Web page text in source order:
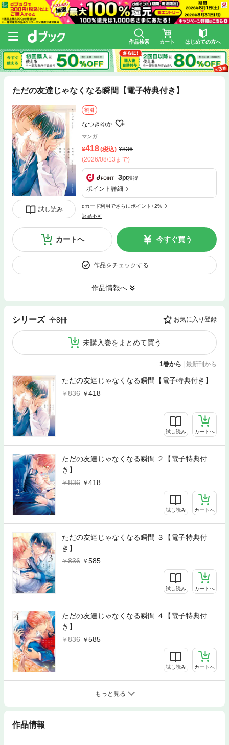
作品検索 カート はじめての方へ
ただの友達じゃなくなる瞬間【電子特典付き】
試し読み
割引
なつきゆか
マンガ
418(税込)
836
(2026/08/13まで)
3pt獲得
ポイント詳細
dカード利用でさらにポイント+2%
返品不可
カートへ 今すぐ買う
作品をチェックする
作品情報へ
シリーズ 全8冊 お気に入り登録
未購入巻をまとめて買う
1巻から 最新刊から
ただの友達じゃなくなる瞬間【電子特典付き】
836
418
試し読み カートへ
ただの友達じゃなくなる瞬間 ２【電子特典付
き】
836
418
試し読み カートへ
ただの友達じゃなくなる瞬間 ３【電子特典付
き】
836
585
試し読み カートへ
ただの友達じゃなくなる瞬間 ４【電子特典付
き】
836
585
試し読み カートへ
もっと見る
作品情報